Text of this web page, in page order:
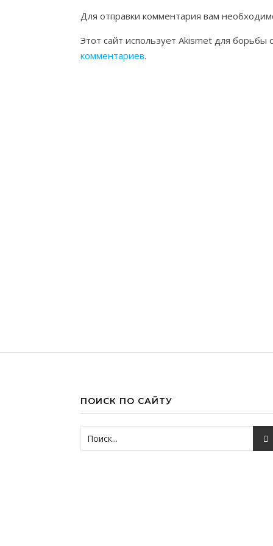
Для отправки комментария вам
Этот сайт использует Akismet для борьбы
комментариев.
ПОИСК ПО САЙТУ